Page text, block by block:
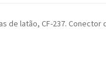
latão, CF-237. Conector